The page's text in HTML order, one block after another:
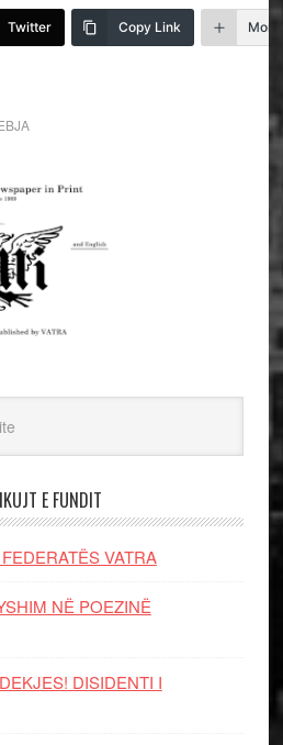
Twitter Copy Link More
E FUNDIT
VATRA
NË POEZINË
DISIDENTI I